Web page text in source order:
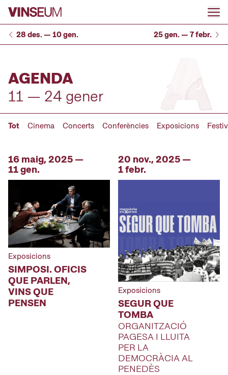
Anar al contingut
28 des. — 10 gen. 25 gen. — 7 febr.
AGENDA
11 — 24 gener
Tot Cinema Concerts Conferències Exposicions
16 maig, 2025 —
11 gen.
Exposicions
SIMPOSI. OFICIS
QUE PARLEN,
VINS QUE
PENSEN
20 nov., 2025 —
1 febr.
Exposicions
SEGUR QUE
TOMBA
ORGANITZACIÓ
PAGESA I LLUITA
PER LA
DEMOCRÀCIA AL
PENEDÈS